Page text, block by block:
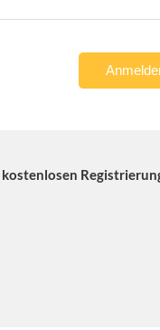
kostenlosen